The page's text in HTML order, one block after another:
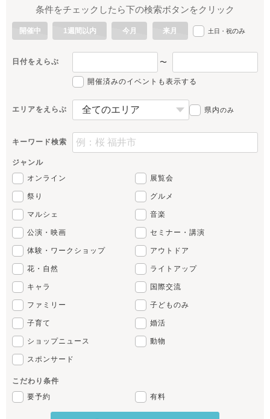
条件をチェックしたら下の検索ボタンをクリック
開催中 1週間以内 今月 来月 土日・祝のみ
日付をえらぶ 〜
開催済みのイベントも表示する
エリアをえらぶ 県内のみ
キーワード検索
ジャンル
オンライン
展覧会
祭り グルメ
マルシェ 音楽
公演・映画 セミナー・講演
体験・ワークショップ アウトドア
花・自然 ライトアップ
キャラ 国際交流
ファミリー 子どものみ
子育て 婚活
ショップニュース 動物
スポンサード
こだわり条件
要予約
有料